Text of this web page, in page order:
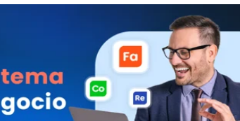
consiste en alternar periodos de trabajo